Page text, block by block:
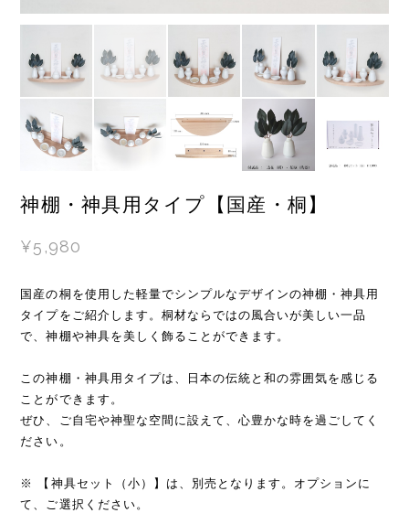
神棚・神具用タイプ【国産・桐】
¥5,980
国産の桐を使用した軽量でシンプルなデザインの神棚・神具用
タイプをご紹介します。桐材ならではの風合いが美しい一品
で、神棚や神具を美しく飾ることができます。
この神棚・神具用タイプは、日本の伝統と和の雰囲気を感じる
ことができます。
ぜひ、ご自宅や神聖な空間に設えて、心豊かな時を過ごしてく
ださい。
※ 【神具セット（小）】は、別売となります。オプションに
て、ご選択ください。